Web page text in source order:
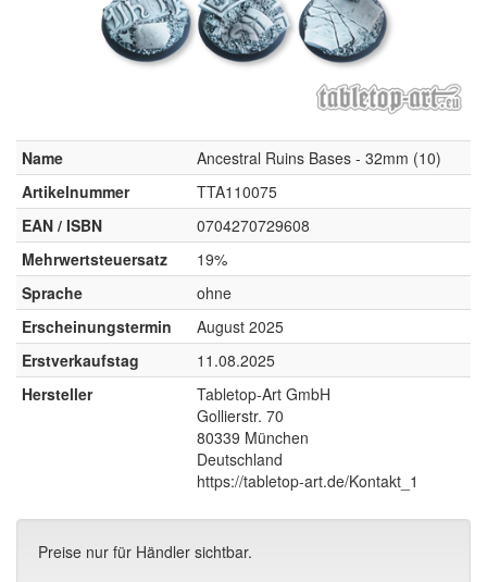
Name
Ancestral Ruins Bases - 32mm (10)
Artikelnummer
TTA110075
EAN / ISBN
0704270729608
Mehrwertsteuersatz
19%
Sprache
ohne
Erscheinungstermin
August 2025
Erstverkaufstag
11.08.2025
Hersteller
Tabletop-Art GmbH
Gollierstr. 70
80339 München
Deutschland
https://tabletop-art.de/Kontakt_1
Preise nur für Händler sichtbar.